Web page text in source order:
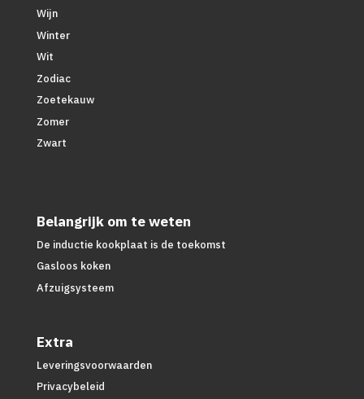
Wijn
Winter
Wit
Zodiac
Zoetekauw
Zomer
Zwart
Belangrijk om te weten
De inductie kookplaat is de toekomst
Gasloos koken
Afzuigsysteem
Extra
Leveringsvoorwaarden
Privacybeleid